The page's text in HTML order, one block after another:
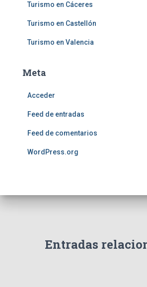
Turismo en Cáceres
Turismo en Castellón
Turismo en Valencia
Meta
Acceder
Feed de entradas
Feed de comentarios
WordPress.org
Entradas